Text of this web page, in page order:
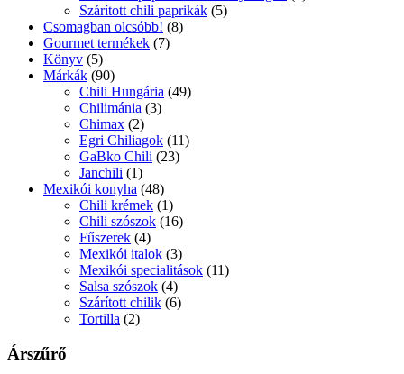
Szárított chili paprikák (5)
Csomagban olcsóbb! (8)
Gourmet termékek (7)
Könyv (5)
Márkák (90)
Chili Hungária (49)
Chilimánia (3)
Chimax (2)
Egri Chiliagok (11)
GaBko Chili (23)
Janchili (1)
Mexikói konyha (48)
Chili krémek (1)
Chili szószok (16)
Fűszerek (4)
Mexikói italok (3)
Mexikói specialitások (11)
Salsa szószok (4)
Szárított chilik (6)
Tortilla (2)
Árszűrő